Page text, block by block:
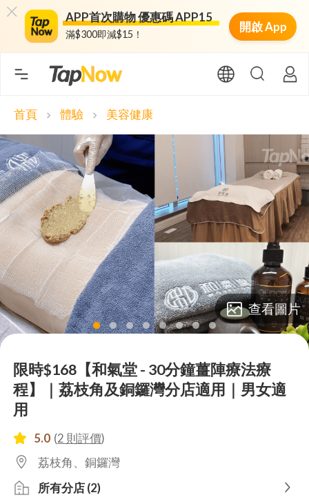
APP首次購物 優惠碼 APP15
滿$300即減$15！
開啟 App
首頁 chevron_right 體驗 chevron_right 美容健康
lens lens lens lens lens lens lens lens
查看圖片
限時$168【和氣堂 - 30分鐘薑陣療法療
程】｜荔枝角及銅鑼灣分店適用｜男女適
用
5.0 (2 則評價)
荔枝角、銅鑼灣
所有分店 (2)